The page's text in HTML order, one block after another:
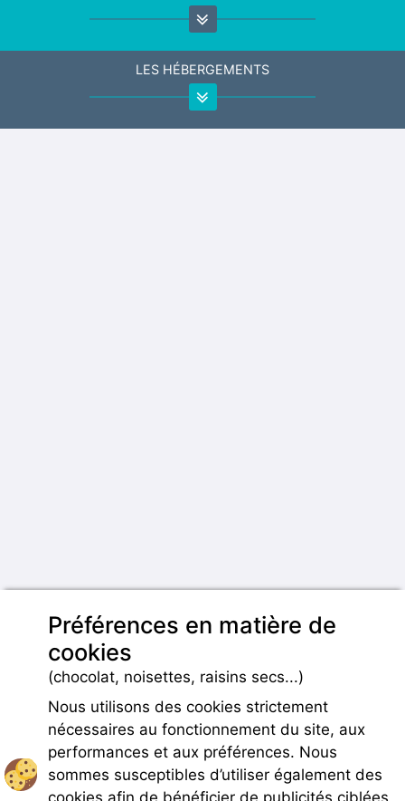
LES HÉBERGEMENTS
Préférences en matière de
cookies
(chocolat, noisettes, raisins secs...)
Nous utilisons des cookies strictement
nécessaires au fonctionnement du site, aux
performances et aux préférences. Nous
sommes susceptibles d’utiliser également des
cookies afin de bénéficier de publicités ciblées